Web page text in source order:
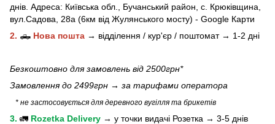
днів. Адреса: Київська обл.,
Бучанський район, с. Крюківщина,
вул.Садова, 28а (6км від Жулянського мосту) - Google Карти
2. 🛻 Нова пошта → відділення / кур'єр / поштомат → 1-2 дні
Безкоштовно для замовлень від 2500грн*
Замовлення до 2499грн → за тарифами оператора
* не застосовується для деревного вугілля та брикетів
3. 🚛 Rozetka Delivery → у точки видачі Розетка → 3-5 днів